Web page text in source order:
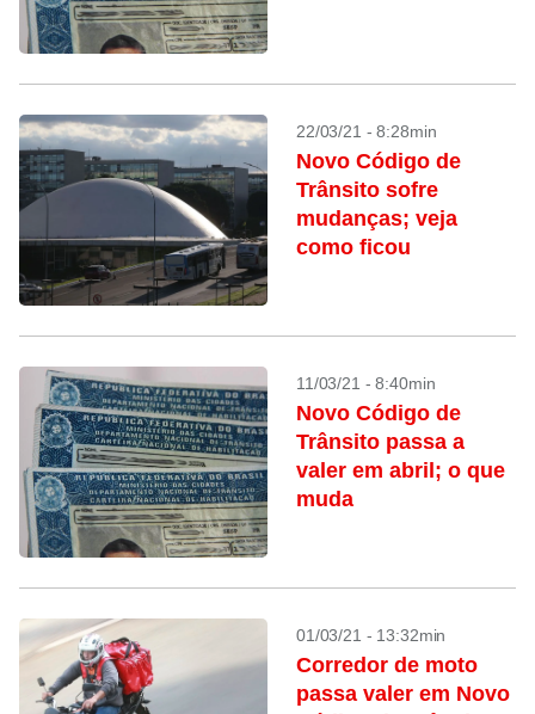
22/03/21 - 8:28min
Novo Código de
Trânsito sofre
mudanças; veja
como ficou
11/03/21 - 8:40min
Novo Código de
Trânsito passa a
valer em abril; o que
muda
01/03/21 - 13:32min
Corredor de moto
passa valer em Novo